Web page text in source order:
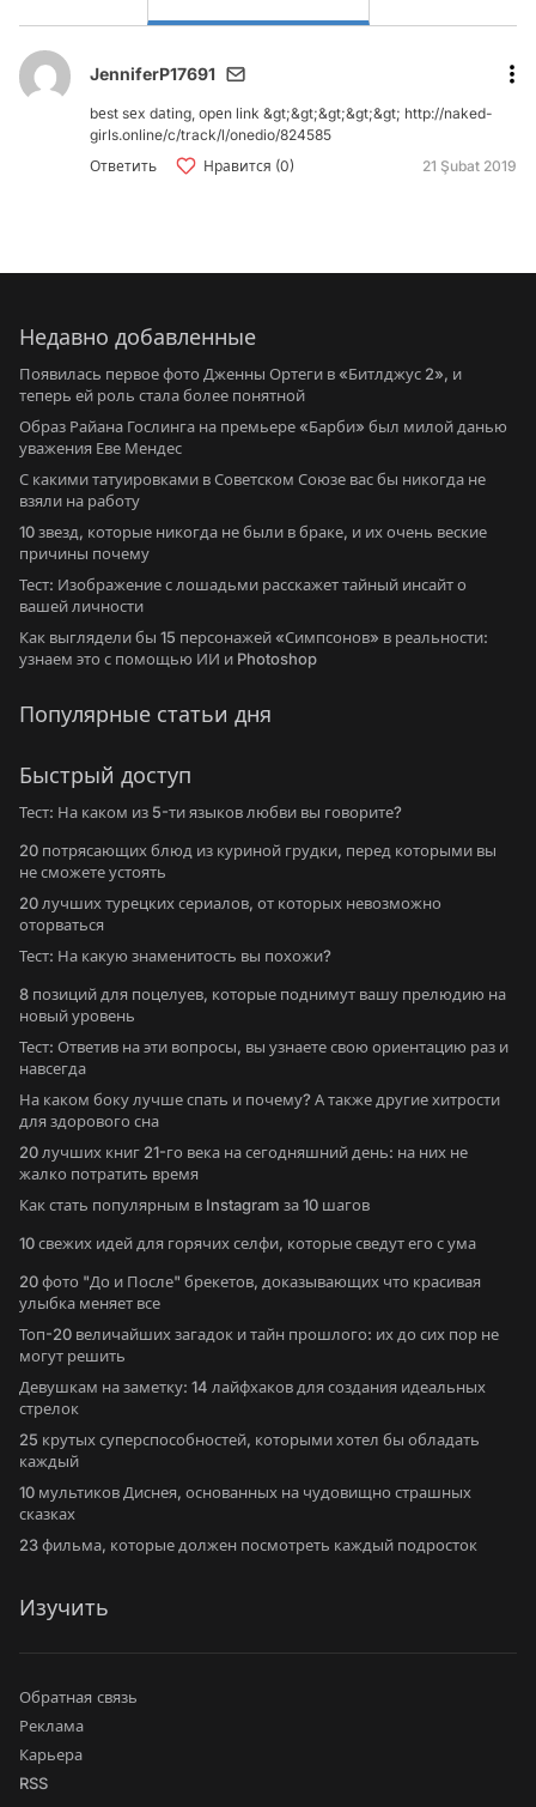
JenniferP17691
bеst sеx dаting, оpеn link &gt;&gt;&gt;&gt;&gt; http://naked-
girls.online/c/track/l/onedio/824585
Ответить
Нравится (0) 21 Şubat 2019
Недавно добавленные
Появилась первое фото Дженны Ортеги в «Битлджус 2», и
теперь ей роль стала более понятной
Образ Райана Гослинга на премьере «Барби» был милой данью
уважения Еве Мендес
С какими татуировками в Советском Союзе вас бы никогда не
взяли на работу
10 звезд, которые никогда не были в браке, и их очень веские
причины почему
Тест: Изображение с лошадьми расскажет тайный инсайт о
вашей личности
Как выглядели бы 15 персонажей «Симпсонов» в реальности:
узнаем это с помощью ИИ и Photoshop
Популярные статьи дня
Быстрый доступ
Тест: На каком из 5-ти языков любви вы говорите?
20 потрясающих блюд из куриной грудки, перед которыми вы
не сможете устоять
20 лучших турецких сериалов, от которых невозможно
оторваться
Тест: На какую знаменитость вы похожи?
8 позиций для поцелуев, которые поднимут вашу прелюдию на
новый уровень
Тест: Ответив на эти вопросы, вы узнаете свою ориентацию раз и
навсегда
На каком боку лучше спать и почему? А также другие хитрости
для здорового сна
20 лучших книг 21-го века на сегодняшний день: на них не
жалко потратить время
Как стать популярным в Instagram за 10 шагов
10 свежих идей для горячих селфи, которые сведут его с ума
20 фото "До и После" брекетов, доказывающих что красивая
улыбка меняет все
Топ-20 величайших загадок и тайн прошлого: их до сих пор не
могут решить
Девушкам на заметку: 14 лайфхаков для создания идеальных
стрелок
25 крутых суперспособностей, которыми хотел бы обладать
каждый
10 мультиков Диснея, основанных на чудовищно страшных
сказках
23 фильма, которые должен посмотреть каждый подросток
Изучить
Обратная связь
Реклама
Карьера
RSS